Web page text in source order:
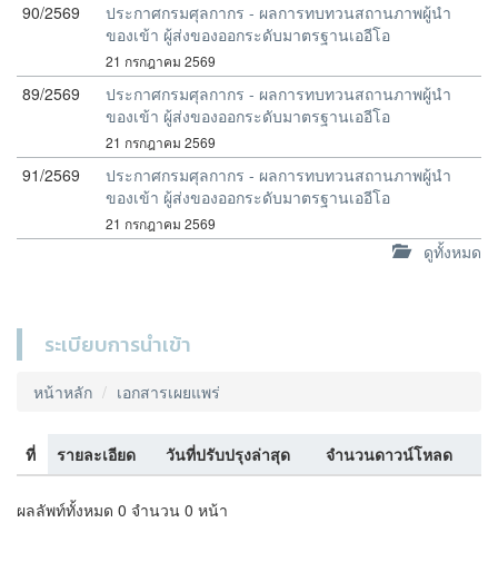
90/2569
ประกาศกรมศุลกากร - ผลการทบทวนสถานภาพผู้นำ
ของเข้า ผู้ส่งของออกระดับมาตรฐานเออีโอ
21 กรกฎาคม 2569
89/2569
ประกาศกรมศุลกากร - ผลการทบทวนสถานภาพผู้นำ
ของเข้า ผู้ส่งของออกระดับมาตรฐานเออีโอ
21 กรกฎาคม 2569
91/2569
ประกาศกรมศุลกากร - ผลการทบทวนสถานภาพผู้นำ
ของเข้า ผู้ส่งของออกระดับมาตรฐานเออีโอ
21 กรกฎาคม 2569
ดูทั้งหมด
ระเบียบการนำเข้า
หน้าหลัก เอกสารเผยแพร่
ที่ รายละเอียด วันที่ปรับปรุงล่าสุด จำนวนดาวน์โหลด
ผลลัพท์ทั้งหมด 0 จำนวน 0 หน้า